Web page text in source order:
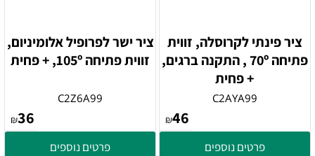
ציר פינתי לקרוסלה, זווית
פתיחה 70º , התקנה ברגים,
+ פחית
C2AYA99
₪46
פרטים נוספים
ציר ישר לפרופיל אלומיניום,
זווית פתיחה 105º, + פחית
C2Z6A99
₪36
פרטים נוספים